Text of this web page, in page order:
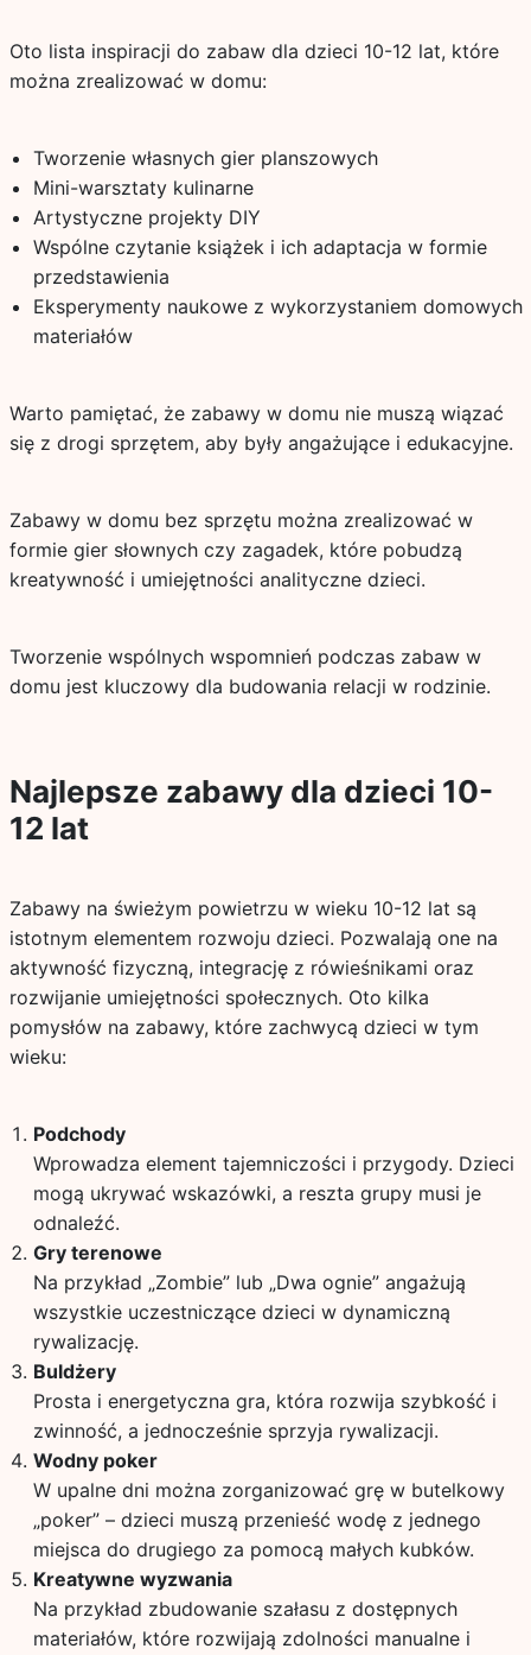
Oto lista inspiracji do zabaw dla dzieci 10-12 lat, które
można zrealizować w domu:
Tworzenie własnych gier planszowych
Mini-warsztaty kulinarne
Artystyczne projekty DIY
Wspólne czytanie książek i ich adaptacja w formie
przedstawienia
Eksperymenty naukowe z wykorzystaniem domowych
materiałów
Warto pamiętać, że zabawy w domu nie muszą wiązać
się z drogi sprzętem, aby były angażujące i edukacyjne.
Zabawy w domu bez sprzętu można zrealizować w
formie gier słownych czy zagadek, które pobudzą
kreatywność i umiejętności analityczne dzieci.
Tworzenie wspólnych wspomnień podczas zabaw w
domu jest kluczowy dla budowania relacji w rodzinie.
Najlepsze zabawy dla dzieci 10-
12 lat
Zabawy na świeżym powietrzu w wieku 10-12 lat są
istotnym elementem rozwoju dzieci. Pozwalają one na
aktywność fizyczną, integrację z rówieśnikami oraz
rozwijanie umiejętności społecznych. Oto kilka
pomysłów na zabawy, które zachwycą dzieci w tym
wieku:
Podchody
Wprowadza element tajemniczości i przygody. Dzieci
mogą ukrywać wskazówki, a reszta grupy musi je
odnaleźć.
Gry terenowe
Na przykład „Zombie” lub „Dwa ognie” angażują
wszystkie uczestniczące dzieci w dynamiczną
rywalizację.
Buldżery
Prosta i energetyczna gra, która rozwija szybkość i
zwinność, a jednocześnie sprzyja rywalizacji.
Wodny poker
W upalne dni można zorganizować grę w butelkowy
„poker” – dzieci muszą przenieść wodę z jednego
miejsca do drugiego za pomocą małych kubków.
Kreatywne wyzwania
Na przykład zbudowanie szałasu z dostępnych
materiałów, które rozwijają zdolności manualne i